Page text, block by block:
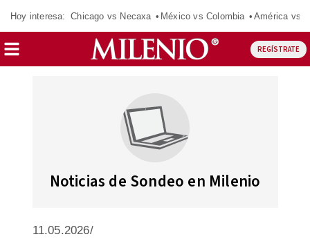
Hoy interesa: Chicago vs Necaxa México vs Colombia América vs
REGÍSTRATE
Noticias de Sondeo en Milenio
11.05.2026/